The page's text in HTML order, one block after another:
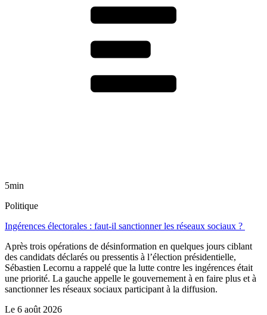
5min
Politique
Ingérences électorales : faut-il sanctionner les réseaux sociaux ?
Après trois opérations de désinformation en quelques jours ciblant
des candidats déclarés ou pressentis à l’élection présidentielle,
Sébastien Lecornu a rappelé que la lutte contre les ingérences était
une priorité. La gauche appelle le gouvernement à en faire plus et à
sanctionner les réseaux sociaux participant à la diffusion.
Le 6 août 2026